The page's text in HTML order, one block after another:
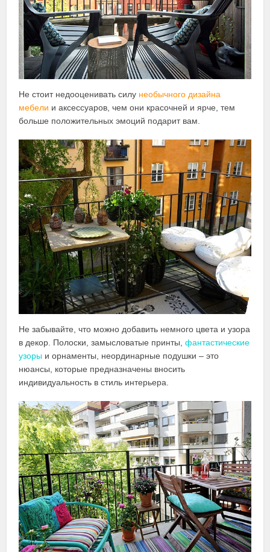
Не стоит недооценивать силу необычного дизайна
мебели и аксессуаров, чем они красочней и ярче, тем
больше положительных эмоций подарит вам.
Не забывайте, что можно добавить немного цвета и узора
в декор. Полоски, замысловатые принты,фантастические
узоры и орнаменты, неординарные подушки – это
нюансы, которые предназначены вносить
индивидуальность в стиль интерьера.